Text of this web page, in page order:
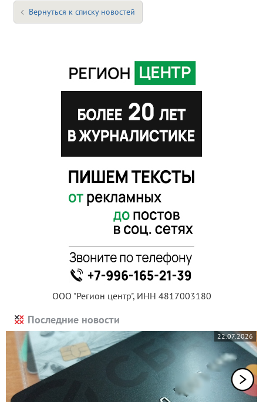
Вернуться к списку новостей
ООО "Регион центр", ИНН 4817003180
Последние новости
22.07.2026